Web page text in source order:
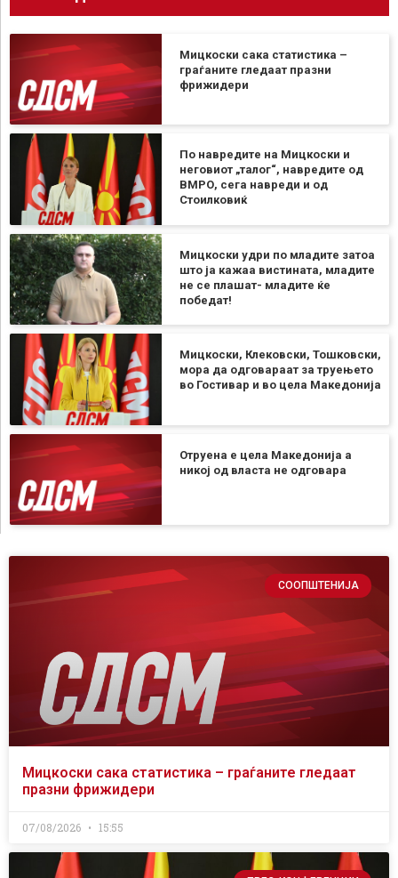
Мицкоски сака статистика –
граѓаните гледаат празни
фрижидери
По навредите на Мицкоски и
неговиот „талог“, навредите од
ВМРО, сега навреди и од
Стоилковиќ
Мицкоски удри по младите затоа
што ја кажаа вистината, младите
не се плашат- младите ќе
победат!
Мицкоски, Клековски, Тошковски,
мора да одговараат за труењето
во Гостивар и во цела Македонија
Отруена е цела Македонија а
никој од власта не одговара
СООПШТЕНИЈА
Мицкоски сака статистика – граѓаните гледаат
празни фрижидери
07/08/2026 15:55